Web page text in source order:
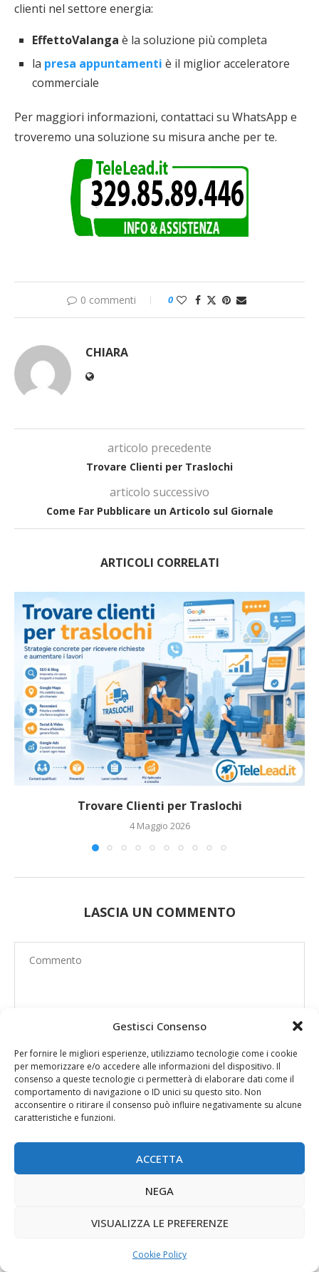
Gestisci Consenso
Per fornire le migliori esperienze, utilizziamo tecnologie come i cookie
per memorizzare e/o accedere alle informazioni del dispositivo. Il
consenso a queste tecnologie ci permetterà di elaborare dati come il
comportamento di navigazione o ID unici su questo sito. Non
acconsentire o ritirare il consenso può influire negativamente su alcune
caratteristiche e funzioni.
ACCETTA
NEGA
VISUALIZZA LE PREFERENZE
Cookie Policy
clienti nel settore energia:
EffettoValanga è la soluzione più completa
la presa appuntamenti è il miglior acceleratore
commerciale
Per maggiori informazioni, contattaci su WhatsApp e
troveremo una soluzione su misura anche per te.
0 commenti 0
CHIARA
articolo precedente
Trovare Clienti per Traslochi
articolo successivo
Come Far Pubblicare un Articolo sul Giornale
ARTICOLI CORRELATI
Trovare Clienti per Traslochi
4 Maggio 2026
LASCIA UN COMMENTO
for the next time I comment.